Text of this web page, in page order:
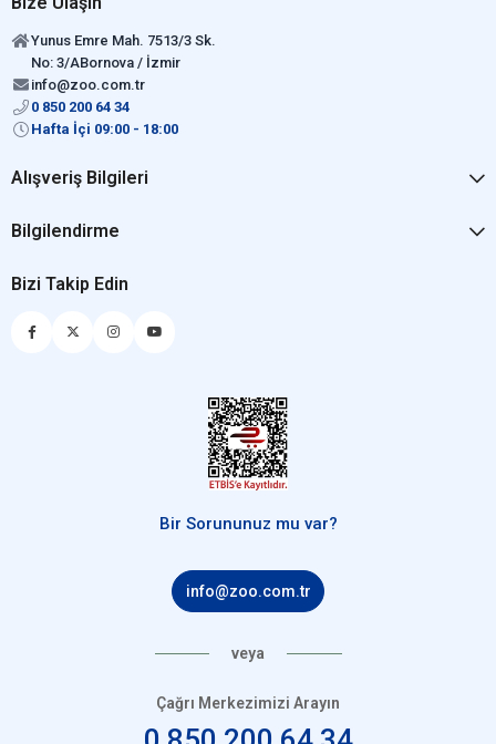
Yunus Emre Mah. 7513/3 Sk.
No: 3/ABornova / İzmir
info@zoo.com.tr
0 850 200 64 34
Hafta İçi 09:00 - 18:00
Alışveriş Bilgileri
Bilgilendirme
Bizi Takip Edin
Bir Sorununuz mu var?
info@zoo.com.tr
veya
Çağrı Merkezimizi Arayın